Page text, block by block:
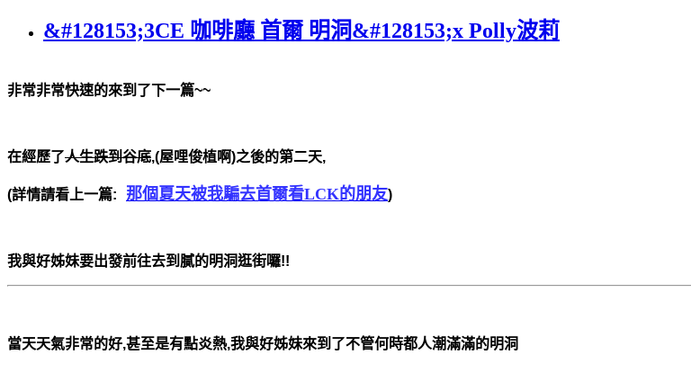
&#128153;3CE 咖啡廳 首爾 明洞&#128153;x Polly波莉
非常非常快速的來到了下一篇~~
在經歷了人生跌到谷底,(屋哩俊植啊)之後的第二天,
(詳情請看上一篇: 那個夏天被我騙去首爾看LCK的朋友)
我與好姊妹要出發前往去到膩的明洞逛街囉!!
當天天氣非常的好,甚至是有點炎熱,我與好姊妹來到了不管何時都人潮滿滿的明洞